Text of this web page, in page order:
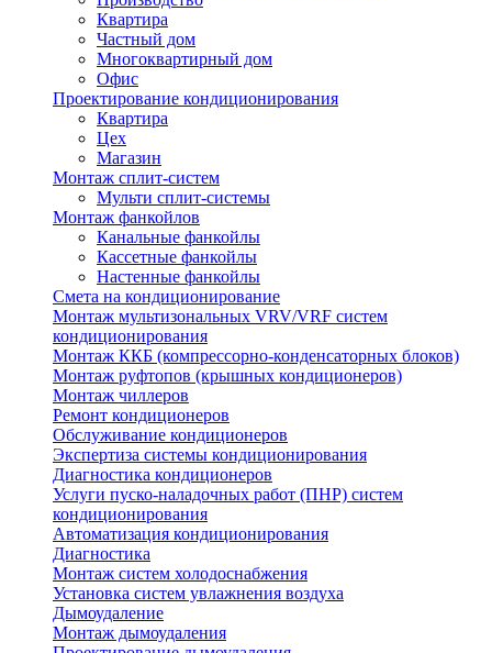
Квартира
Частный дом
Многоквартирный дом
Офис
Проектирование кондиционирования
Квартира
Цех
Магазин
Монтаж сплит-систем
Мульти сплит-системы
Монтаж фанкойлов
Канальные фанкойлы
Кассетные фанкойлы
Настенные фанкойлы
Смета на кондиционирование
Монтаж мультизональных VRV/VRF систем
кондиционирования
Монтаж ККБ (компрессорно-конденсаторных блоков)
Монтаж руфтопов (крышных кондиционеров)
Монтаж чиллеров
Ремонт кондиционеров
Обслуживание кондиционеров
Экспертиза системы кондиционирования
Диагностика кондиционеров
Услуги пуско-наладочных работ (ПНР) систем
кондиционирования
Автоматизация кондиционирования
Диагностика
Монтаж систем холодоснабжения
Установка систем увлажнения воздуха
Дымоудаление
Монтаж дымоудаления